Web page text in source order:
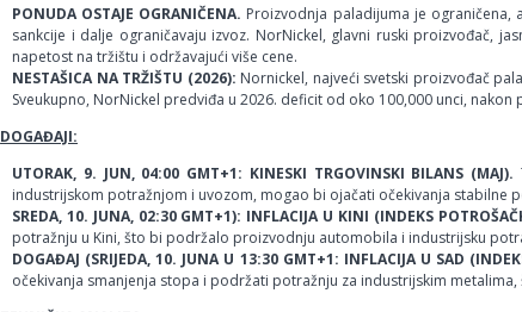
PONUDA OSTAJE OGRANIČENA. Proizvodnja paladijuma je ograničena,
sankcije i dalje ograničavaju izvoz. NorNickel, glavni ruski proizvođač,
napetost na tržištu i održavajući više cene.
NESTAŠICA NA TRŽIŠTU (2026): Nornickel, najveći svetski proizvođač
Sveukupno, NorNickel predviđa u 2026. deficit od oko 100,000 unci,
DOGAĐAJI:
UTORAK, 9. JUN, 04:00 GMT+1: KINESKI TRGOVINSKI BILANS (MAJ).
industrijskom potražnjom i uvozom, mogao bi ojačati očekivanja stabilne
SREDA, 10. JUNA, 02:30 GMT+1): INFLACIJA U KINI (INDEKS
potražnju u Kini, što bi podržalo proizvodnju automobila i industrijsku
DOGAĐAJ (SRIJEDA, 10. JUNA U 13:30 GMT+1: INFLACIJA U SAD
očekivanja smanjenja stopa i podržati potražnju za industrijskim